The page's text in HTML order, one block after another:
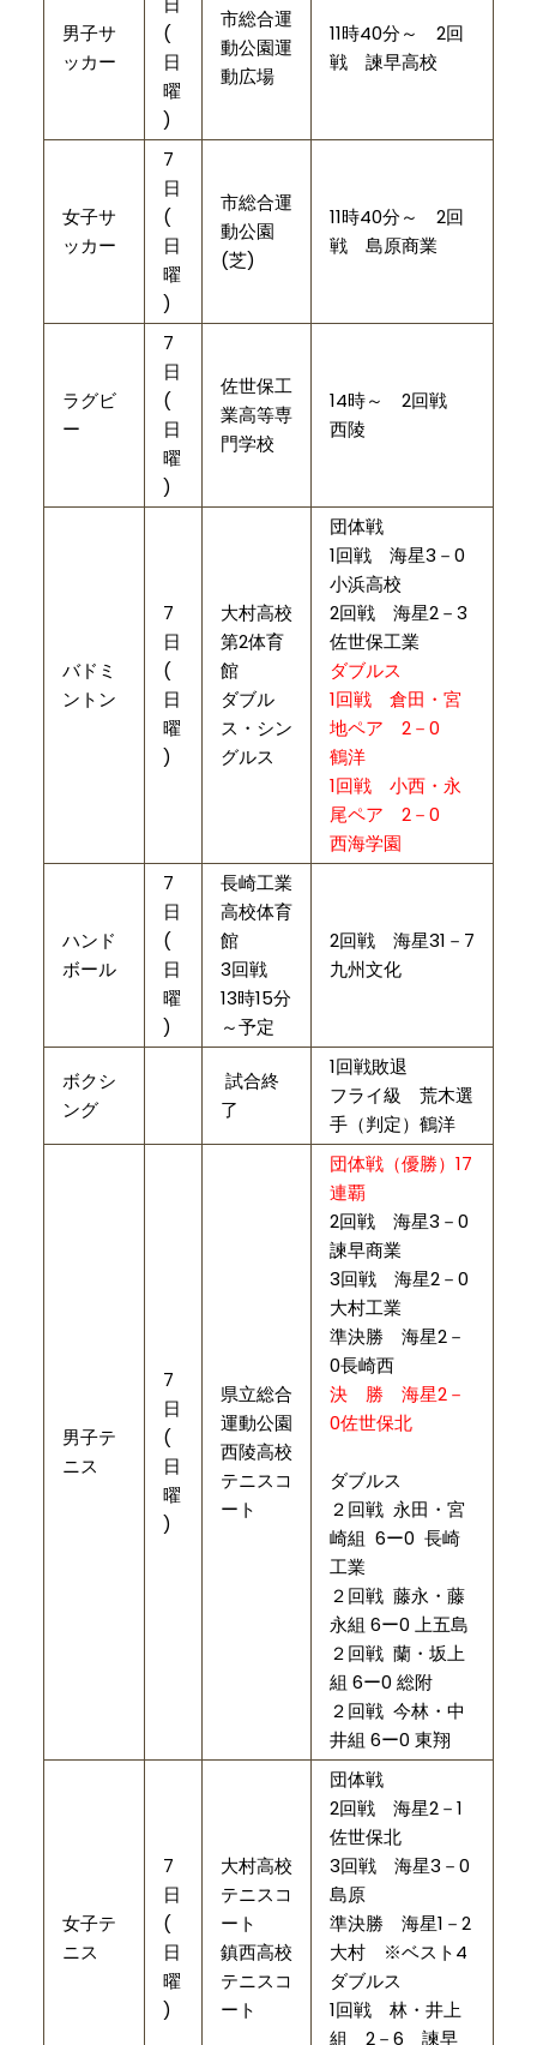
男子サ
ッカー
(
日
曜
)
市総合運
動公園運
動広場
11時40分～ 2回
戦 諫早高校
女子サ
ッカー
7
日
(
日
曜
)
市総合運
動公園
(芝)
11時40分～ 2回
戦 島原商業
ラグビ
ー
7
日
(
日
曜
)
佐世保工
業高等専
門学校
14時～ 2回戦
西陵
バドミ
ントン
7
日
(
日
曜
)
大村高校
第2体育
館
ダブル
ス・シン
グルス
団体戦
1回戦 海星3－0
小浜高校
2回戦 海星2－3
佐世保工業
ダブルス
1回戦 倉田・宮
地ペア 2－0
鶴洋
1回戦 小西・永
尾ペア 2－0
西海学園
ハンド
ボール
7
日
(
日
曜
)
長崎工業
高校体育
館
3回戦
13時15分
～予定
2回戦 海星31－7
九州文化
ボクシ
ング
試合終
了
1回戦敗退
フライ級 荒木選
手（判定）鶴洋
男子テ
ニス
7
日
(
日
曜
)
県立総合
運動公園
西陵高校
テニスコ
ート
団体戦（優勝）17
連覇
2回戦 海星3－0
諫早商業
3回戦 海星2－0
大村工業
準決勝 海星2－
0長崎西
決 勝 海星2－
0佐世保北
ダブルス
２回戦 永田・宮
崎組 6ー0 長崎
工業
２回戦 藤永・藤
永組 6ー0 上五島
２回戦 蘭・坂上
組 6ー0 総附
２回戦 今林・中
井組 6ー0 東翔
女子テ
ニス
7
日
(
日
曜
)
大村高校
テニスコ
ート
鎮西高校
テニスコ
ート
団体戦
2回戦 海星2－1
佐世保北
3回戦 海星3－0
島原
準決勝 海星1－2
大村 ※ベスト4
ダブルス
1回戦 林・井上
組 2－6 諫早